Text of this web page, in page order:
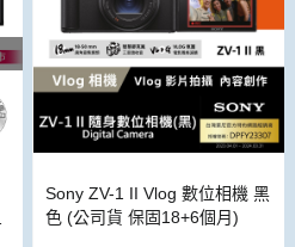
Sony ZV-1 II Vlog 數位相機 黑
色 (公司貨 保固18+6個月)